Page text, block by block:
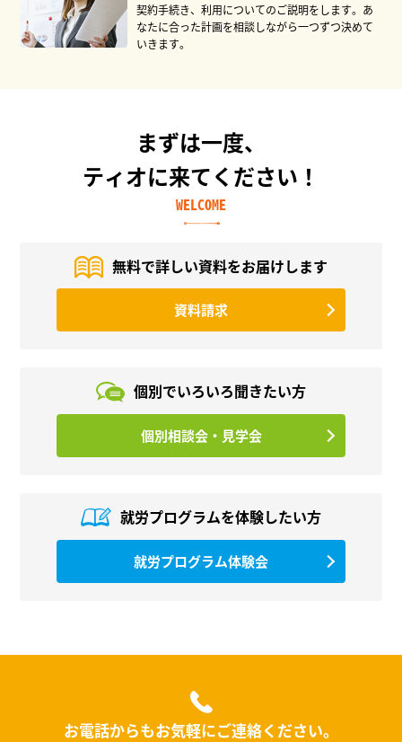
契約手続き、利用についてのご説明をします。あ
なたに合った計画を相談しながら一つずつ決めて
いきます。
まずは一度、
ティオに来てください！
WELCOME
無料で詳しい資料をお届けします
資料請求
個別でいろいろ聞きたい方
個別相談会・見学会
就労プログラムを体験したい方
就労プログラム体験会
お電話からもお気軽にご連絡ください。